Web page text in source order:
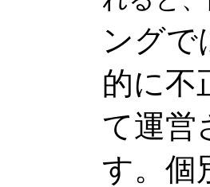
ングで
的に不
て運営
す。個